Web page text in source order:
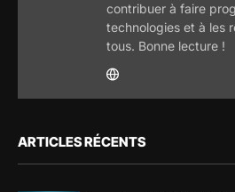
contribuer à faire
technologies et à les
tous. Bonne lecture !
ARTICLES RÉCENTS